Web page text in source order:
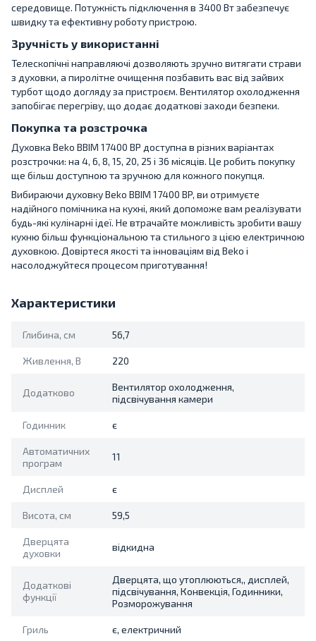
середовище. Потужність підключення в 3400 Вт забезпечує
швидку та ефективну роботу пристрою.
Зручність у використанні
Телескопічні направляючі дозволяють зручно витягати страви
з духовки, а пиролітне очищення позбавить вас від зайвих
турбот щодо догляду за пристроєм. Вентилятор охолодження
запобігає перегріву, що додає додаткові заходи безпеки.
Покупка та розстрочка
Духовка Beko BBIM 17400 BP доступна в різних варіантах
розстрочки: на 4, 6, 8, 15, 20, 25 і 36 місяців. Це робить покупку
ще більш доступною та зручною для кожного покупця.
Вибираючи духовку Beko BBIM 17400 BP, ви отримуєте
надійного помічника на кухні, який допоможе вам реалізувати
будь-які кулінарні ідеї. Не втрачайте можливість зробити вашу
кухню більш функціональною та стильного з цією електричною
духовкою. Довіртеся якості та інноваціям від Beko і
насолоджуйтеся процесом приготування!
Характеристики
Глибина, см 56,7
Живлення, В 220
Додатково
Вентилятор охолодження,
підсвічування камери
Годинник є
Автоматичних
програм
11
Дисплей є
Висота, см 59,5
Дверцята
духовки
відкидна
Додаткові
функції
Дверцята, що утоплюються,, дисплей,
підсвічування, Конвекція, Годинники,
Розморожування
Гриль є, електричний